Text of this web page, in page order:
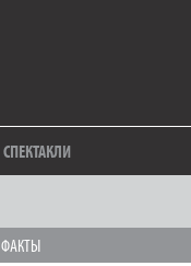
СПЕКТАКЛИ
ФАКТЫ